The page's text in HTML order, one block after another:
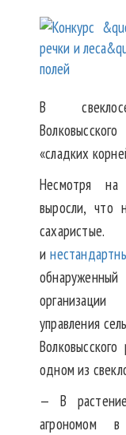
В
«сладких
Несмотря на
выросли, что
и
управления
одном из
— В
агрономом